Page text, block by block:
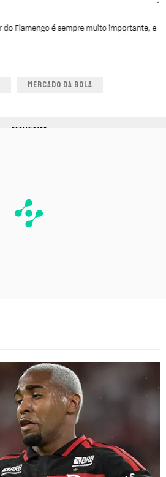
MERCADO DA BOLA
PUBLICIDADE